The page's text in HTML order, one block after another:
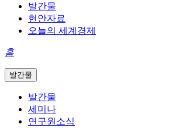
발간물
현안자료
오늘의 세계경제
홈
발간물
발간물
세미나
연구원소식